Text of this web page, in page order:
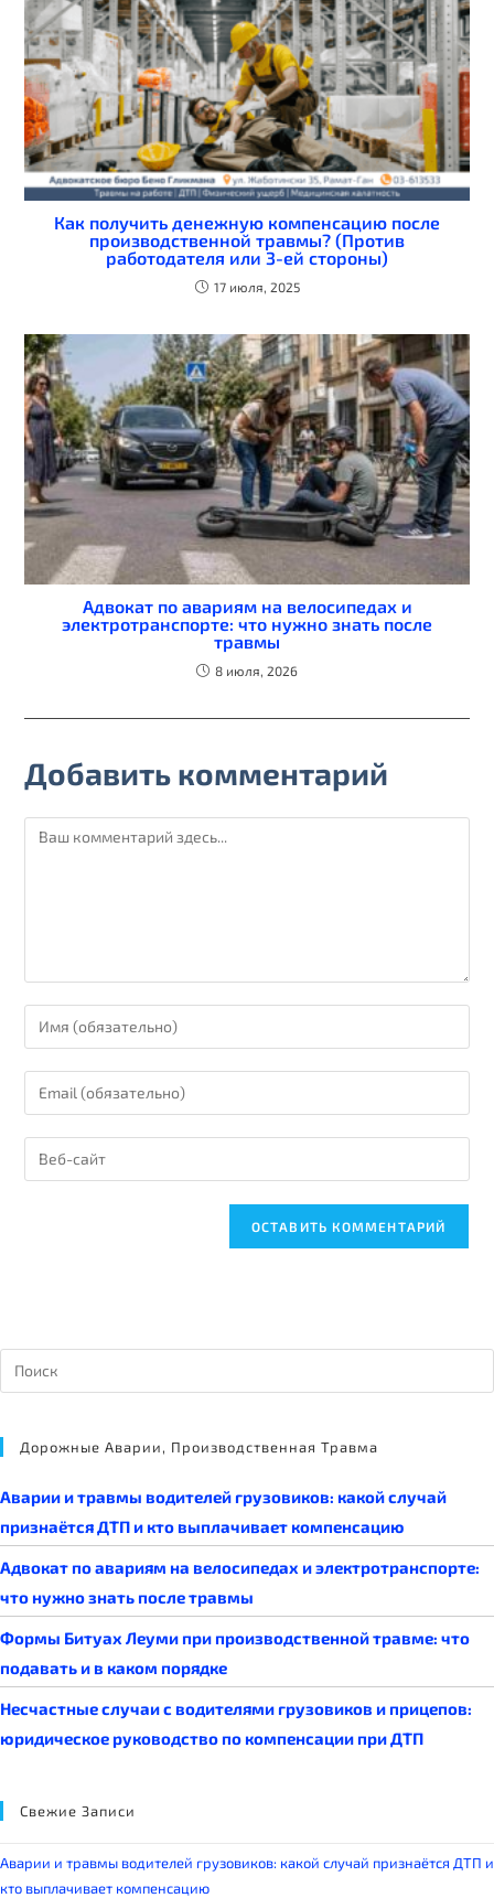
Как получить денежную компенсацию после
производственной травмы? (Против
работодателя или 3-ей стороны)
17 июля, 2025
Адвокат по авариям на велосипедах и
электротранспорте: что нужно знать после
травмы
8 июля, 2026
Добавить комментарий
Дорожные Аварии, Производственная Травма
Аварии и травмы водителей грузовиков: какой случай
признаётся ДТП и кто выплачивает компенсацию
Адвокат по авариям на велосипедах и электротранспорте:
что нужно знать после травмы
Формы Битуах Леуми при производственной травме: что
подавать и в каком порядке
Несчастные случаи с водителями грузовиков и прицепов:
юридическое руководство по компенсации при ДТП
Свежие Записи
Аварии и травмы водителей грузовиков: какой случай признаётся ДТП и
кто выплачивает компенсацию